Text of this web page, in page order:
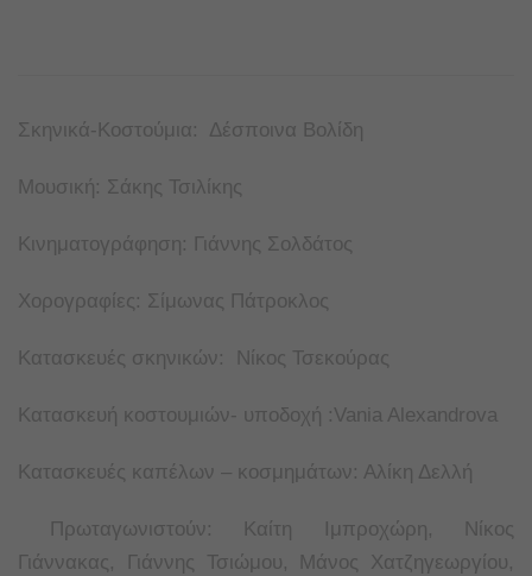
Σκηνικά-Κοστούμια: Δέσποινα Βολίδη
Μουσική: Σάκης Τσιλίκης
Κινηματογράφηση: Γιάννης Σολδάτος
Χορογραφίες: Σίμωνας Πάτροκλος
Κατασκευές σκηνικών: Νίκος Τσεκούρας
Κατασκευή κοστουμιών- υποδοχή :Vania Alexandrova
Κατασκευές καπέλων – κοσμημάτων: Αλίκη Δελλή
Πρωταγωνιστούν: Καίτη Ιμπροχώρη, Νίκος
Γιάννακας, Γιάννης Τσιώμου, Μάνος Χατζηγεωργίου,